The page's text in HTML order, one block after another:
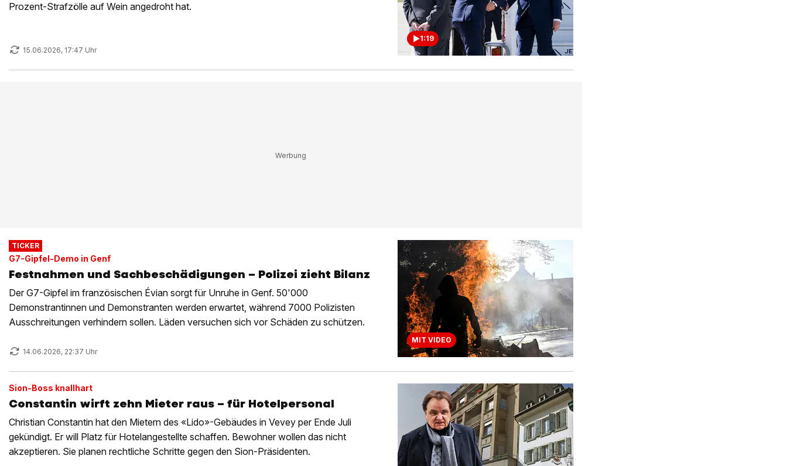
Prozent-Strafzölle auf Wein angedroht hat.
15.06.2026, 17:47 Uhr
1:19
TICKER
G7-Gipfel-Demo in Genf
Festnahmen und Sachbeschädigungen – Polizei zieht Bilanz
Der G7-Gipfel im französischen Évian sorgt für Unruhe in Genf. 50'000
Demonstrantinnen und Demonstranten werden erwartet, während 7000 Polizisten
Ausschreitungen verhindern sollen. Läden versuchen sich vor Schäden zu schützen.
14.06.2026, 22:37 Uhr
MIT VIDEO
Sion-Boss knallhart
Constantin wirft zehn Mieter raus – für Hotelpersonal
Christian Constantin hat den Mietern des «Lido»-Gebäudes in Vevey per Ende Juli
gekündigt. Er will Platz für Hotelangestellte schaffen. Bewohner wollen das nicht
akzeptieren. Sie planen rechtliche Schritte gegen den Sion-Präsidenten.